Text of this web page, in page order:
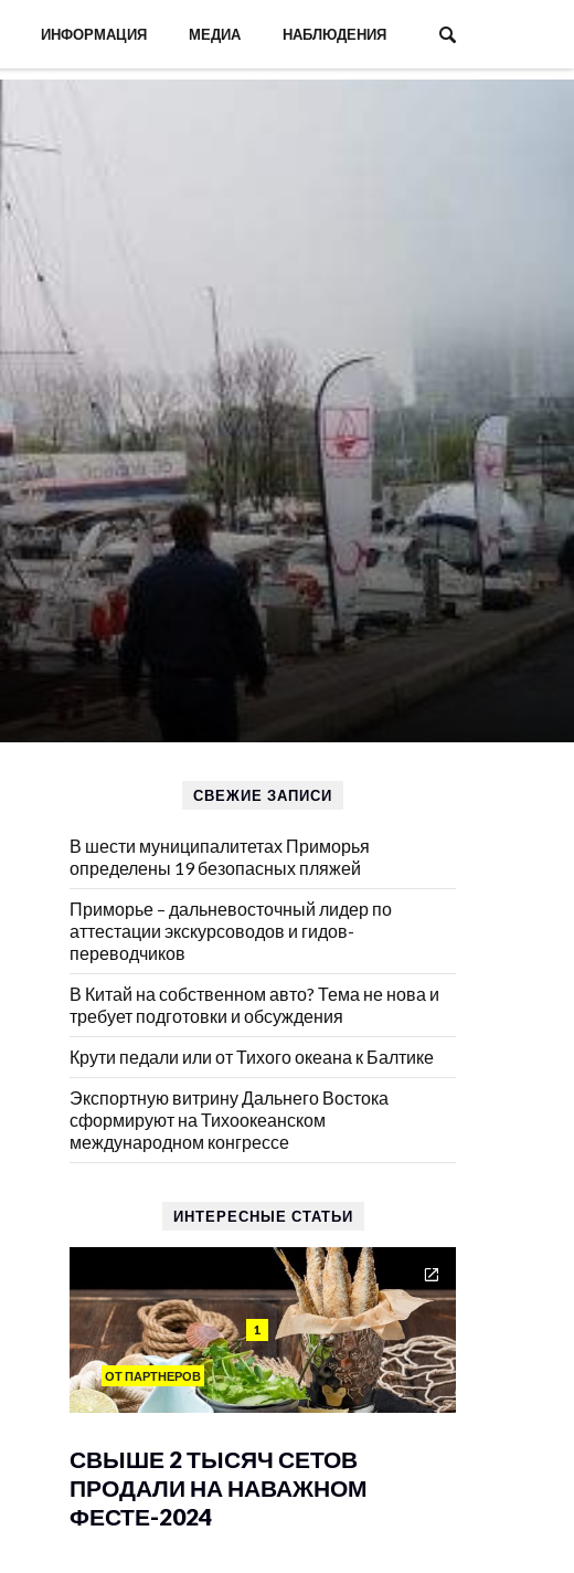
ИНФОРМАЦИЯ МЕДИА НАБЛЮДЕНИЯ
СВЕЖИЕ ЗАПИСИ
В шести муниципалитетах Приморья
определены 19 безопасных пляжей
Приморье – дальневосточный лидер по
аттестации экскурсоводов и гидов-
переводчиков
В Китай на собственном авто? Тема не нова и
требует подготовки и обсуждения
Крути педали или от Тихого океана к Балтике
Экспортную витрину Дальнего Востока
сформируют на Тихоокеанском
международном конгрессе
ИНТЕРЕСНЫЕ СТАТЬИ
1
ОТ ПАРТНЕРОВ
СВЫШЕ 2 ТЫСЯЧ СЕТОВ
ПРОДАЛИ НА НАВАЖНОМ
ФЕСТЕ-2024